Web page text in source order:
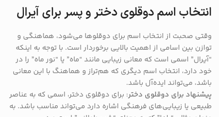
انتخاب اسم دوقلوی دختر و پسر برای آیرال
وقتی صحبت از انتخاب اسم برای دوقلوها می‌شود، هماهنگی و
توازن بین اسامی از اهمیت بالایی برخوردار است. با توجه به اینکه
“آیرال” اسمی است که معانی زیبایی مانند “ماه” یا “نور ماه” را در
خود دارد، انتخاب اسم دیگری که هم‌تراز و هماهنگ با این معانی
باشد، می‌تواند ایده‌آل باشد.
پیشنهاد برای دوقلوی دختر: برای دوقلوی دختر، اسمی که به عناصر
طبیعی یا زیبایی‌های فرهنگی اشاره دارد می‌تواند مناسب باشد. به